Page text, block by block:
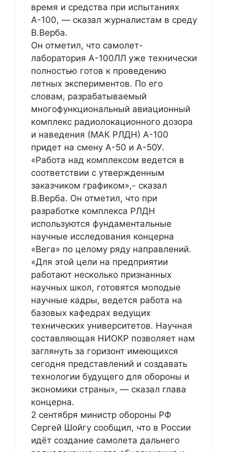
время и средства при испытаниях
А-100, — сказал журналистам в среду
В.Верба.
Он отметил, что самолет-
лаборатория А-100ЛЛ уже технически
полностью готов к проведению
летных экспериментов. По его
словам, разрабатываемый
многофункциональный авиационный
комплекс радиолокационного дозора
и наведения (МАК РЛДН) А-100
придет на смену А-50 и А-50У.
«Работа над комплексом ведется в
соответствии с утвержденным
заказчиком графиком»,- сказал
В.Верба. Он отметил, что при
разработке комплекса РЛДН
используются фундаментальные
научные исследования концерна
«Вега» по целому ряду направлений.
«Для этой цели на предприятии
работают несколько признанных
научных школ, готовятся молодые
научные кадры, ведется работа на
базовых кафедрах ведущих
технических университетов. Научная
составляющая НИОКР позволяет нам
заглянуть за горизонт имеющихся
сегодня представлений и создавать
технологии будущего для обороны и
экономики страны», — сказал глава
концерна.
2 сентября министр обороны РФ
Сергей Шойгу сообщил, что в России
идёт создание самолета дальнего